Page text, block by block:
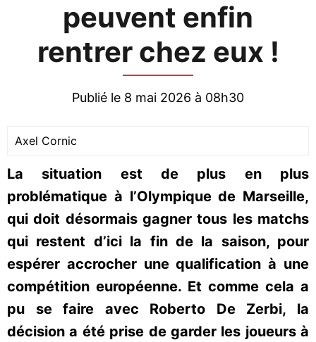
peuvent enfin
rentrer chez eux !
Publié le 8 mai 2026 à 08h30
Axel Cornic
La situation est de plus en plus
problématique à l’Olympique de Marseille,
qui doit désormais gagner tous les matchs
qui restent d’ici la fin de la saison, pour
espérer accrocher une qualification à une
compétition européenne. Et comme cela a
pu se faire avec Roberto De Zerbi, la
décision a été prise de garder les joueurs à